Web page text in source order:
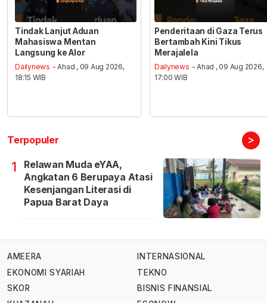
Tindak Lanjut Aduan
Mahasiswa Mentan
Langsung ke Alor
Dailynews - Ahad , 09 Aug 2026,
18:15 WIB
Penderitaan di Gaza Terus
Bertambah Kini Tikus
Merajalela
Dailynews - Ahad , 09 Aug 2026,
17:00 WIB
Terpopuler >
1
Relawan Muda eYAA,
Angkatan 6 Berupaya Atasi
Kesenjangan Literasi di
Papua Barat Daya
AMEERA
EKONOMI SYARIAH
SKOR
INTERNASIONAL
TEKNO
BISNIS FINANSIAL